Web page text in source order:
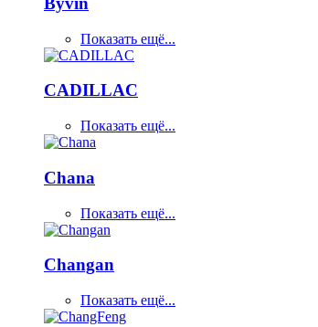
Показать ещё...
CADILLAC
Показать ещё...
Chana
Показать ещё...
Changan
Показать ещё...